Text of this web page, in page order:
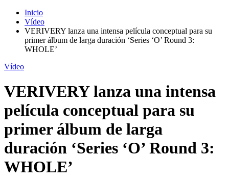
Inicio
Vídeo
VERIVERY lanza una intensa película conceptual para su
primer álbum de larga duración ‘Series ‘O’ Round 3:
WHOLE’
Vídeo
VERIVERY lanza una intensa
película conceptual para su
primer álbum de larga
duración ‘Series ‘O’ Round 3:
WHOLE’